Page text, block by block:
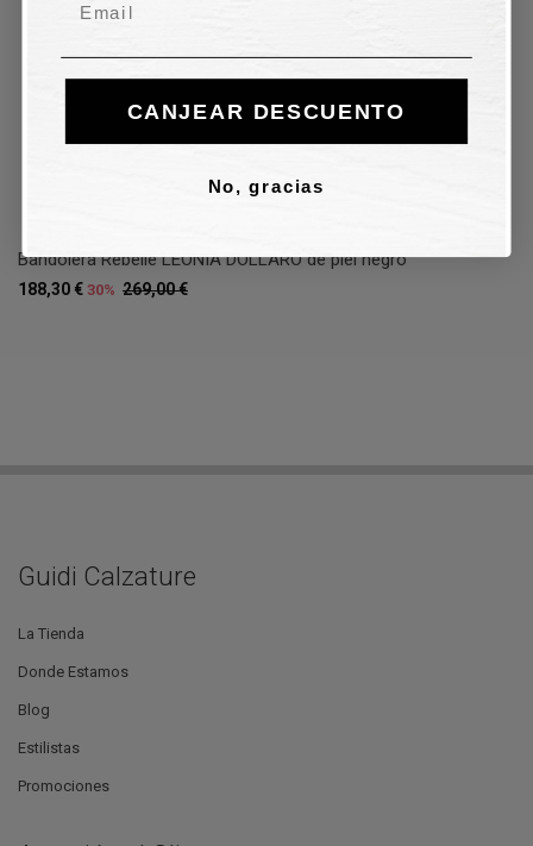
Bandolera Rebelle LEONIA DOLLARO de piel negro
269,00 €
188,30 € 30%
Guidi Calzature
La Tienda
Donde Estamos
Blog
Estilistas
Promociones
CANJEAR DESCUENTO
No, gracias